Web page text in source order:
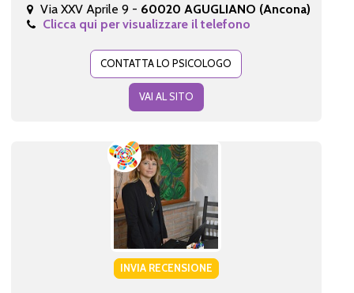
Via XXV Aprile 9 - 60020 AGUGLIANO (Ancona)
Clicca qui per visualizzare il telefono
CONTATTA LO PSICOLOGO
VAI AL SITO
INVIA RECENSIONE